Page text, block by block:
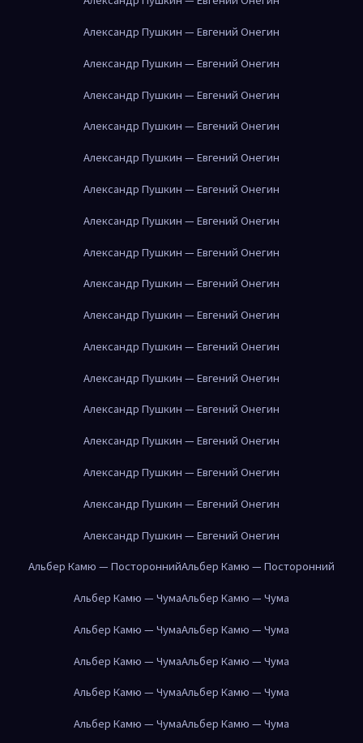
Александр Пушкин — Евгений Онегин
Александр Пушкин — Евгений Онегин
Александр Пушкин — Евгений Онегин
Александр Пушкин — Евгений Онегин
Александр Пушкин — Евгений Онегин
Александр Пушкин — Евгений Онегин
Александр Пушкин — Евгений Онегин
Александр Пушкин — Евгений Онегин
Александр Пушкин — Евгений Онегин
Александр Пушкин — Евгений Онегин
Александр Пушкин — Евгений Онегин
Александр Пушкин — Евгений Онегин
Александр Пушкин — Евгений Онегин
Александр Пушкин — Евгений Онегин
Александр Пушкин — Евгений Онегин
Александр Пушкин — Евгений Онегин
Александр Пушкин — Евгений Онегин
Альбер Камю — ПостороннийАльбер Камю — Посторонний
Альбер Камю — ЧумаАльбер Камю — Чума
Альбер Камю — ЧумаАльбер Камю — Чума
Альбер Камю — ЧумаАльбер Камю — Чума
Альбер Камю — ЧумаАльбер Камю — Чума
Альбер Камю — ЧумаАльбер Камю — Чума